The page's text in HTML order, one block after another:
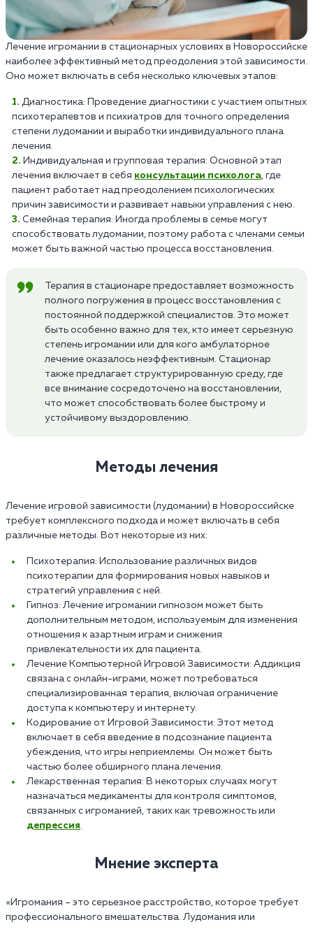
Лечение игромании в стационарных условиях в Новороссийске
наиболее эффективный метод преодоления этой зависимости.
Оно может включать в себя несколько ключевых этапов:
Диагностика: Проведение диагностики с участием опытных
психотерапевтов и психиатров для точного определения
степени лудомании и выработки индивидуального плана
лечения.
Индивидуальная и групповая терапия: Основной этап
лечения включает в себя консультации психолога, где
пациент работает над преодолением психологических
причин зависимости и развивает навыки управления с нею.
Семейная терапия: Иногда проблемы в семье могут
способствовать лудомании, поэтому работа с членами семьи
может быть важной частью процесса восстановления.
Терапия в стационаре предоставляет возможность
полного погружения в процесс восстановления с
постоянной поддержкой специалистов. Это может
быть особенно важно для тех, кто имеет серьезную
степень игромании или для кого амбулаторное
лечение оказалось неэффективным. Стационар
также предлагает структурированную среду, где
все внимание сосредоточено на восстановлении,
что может способствовать более быстрому и
устойчивому выздоровлению.
Методы лечения
Лечение игровой зависимости (лудомании) в Новороссийске
требует комплексного подхода и может включать в себя
различные методы. Вот некоторые из них:
Психотерапия: Использование различных видов
психотерапии для формирования новых навыков и
стратегий управления с ней.
Гипноз: Лечение игромании гипнозом может быть
дополнительным методом, используемым для изменения
отношения к азартным играм и снижения
привлекательности их для пациента.
Лечение Компьютерной Игровой Зависимости: Аддикция
связана с онлайн-играми, может потребоваться
специализированная терапия, включая ограничение
доступа к компьютеру и интернету.
Кодирование от Игровой Зависимости: Этот метод
включает в себя введение в подсознание пациента
убеждения, что игры неприемлемы. Он может быть
частью более обширного плана лечения.
Лекарственная терапия: В некоторых случаях могут
назначаться медикаменты для контроля симптомов,
связанных с игроманией, таких как тревожность или
депрессия.
Мнение эксперта
«Игромания – это серьезное расстройство, которое требует
профессионального вмешательства. Лудомания или